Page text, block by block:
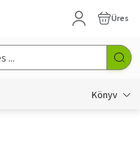
Üres
Könyv